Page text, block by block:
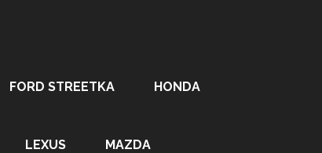
FORD STREETKA HONDA
LEXUS MAZDA